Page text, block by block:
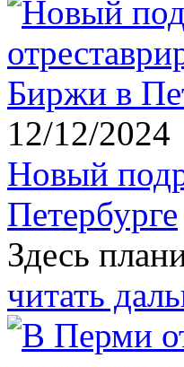
12/12/2024
Новый
Петербурге
Здесь
читать